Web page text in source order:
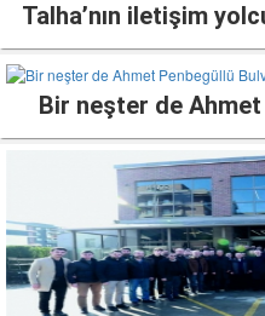
Talha’nın iletişim
Bir neşter de Ahmet